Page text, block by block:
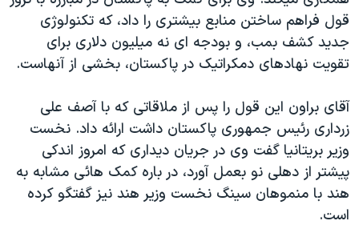
اقتصادی
علم و فناوری
گالری عکس
آرشیو پخش زنده
حمله جمهوری اسلامی به اسرائیل
رمز مهسا
اعتراضات زن، زندگی، آزادی
مجموعه مستندهای دادخواهی
تریبونال مردمی آبان ۹۸
دادگاه حمید نوری
چهل سال گروگان‌گیری
زبانهای مختلف
قول فراهم ساختن منابع بيشتری را داد، که تکنولوژی
جديد کشف بمب، و بودجه ای نه ميليون دلاری برای
تقويت نهادهای دمکراتيک در پاکستان، بخشی از آنهاست.
آقای براون اين قول را پس از ملاقاتی که با آصف علی
زرداری رئيس جمهوری پاکستان داشت ارائه داد. نخست
وزير بريتانيا گفت وی در جريان ديداری که امروز اندکی
پيشتر از دهلی نو بعمل آورد، در باره کمک هائی مشابه به
هند با منموهان سينگ نخست وزير هند نيز گفتگو کرده
است.